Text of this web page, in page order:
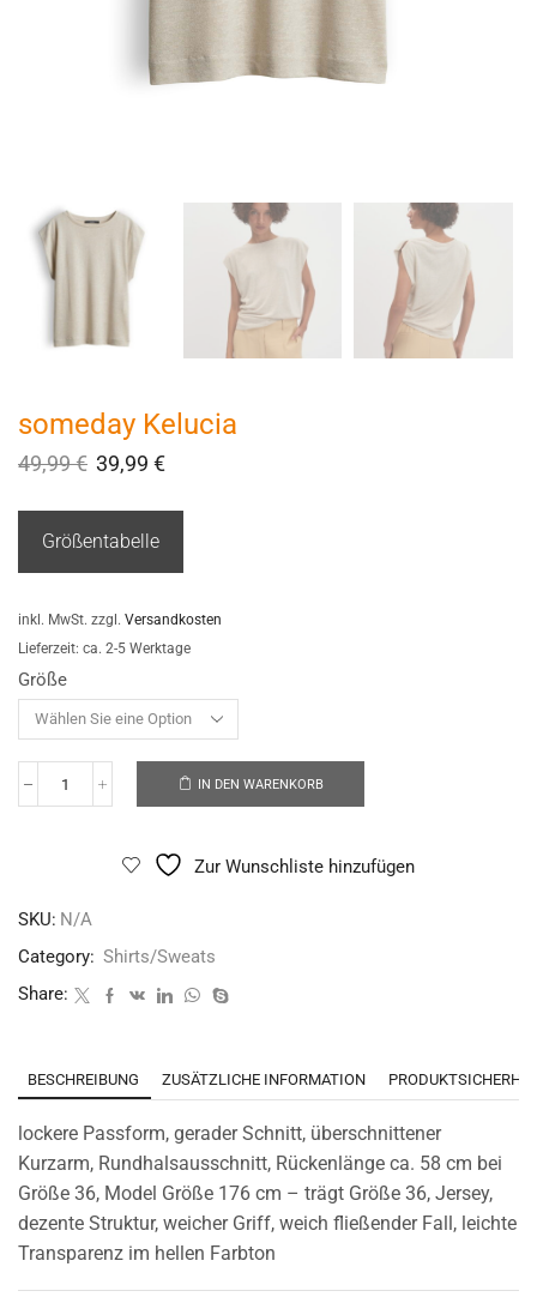
someday Kelucia
49,99€ 39,99 €
Größentabelle
inkl. MwSt. zzgl. Versandkosten
Lieferzeit: ca. 2-5 Werktage
Größe
IN DEN WARENKORB
Zur Wunschliste hinzufügen
SKU: N/A
Category: Shirts/Sweats
Share:
BESCHREIBUNG ZUSÄTZLICHE INFORMATION
lockere Passform, gerader Schnitt, überschnittener
Kurzarm, Rundhalsausschnitt, Rückenlänge ca. 58 cm bei
Größe 36, Model Größe 176 cm – trägt Größe 36, Jersey,
dezente Struktur, weicher Griff, weich fließender Fall, leichte
Transparenz im hellen Farbton